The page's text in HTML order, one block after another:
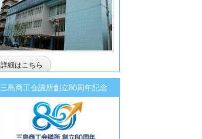
詳細はこちら
三島商工会議所創立80周年記念